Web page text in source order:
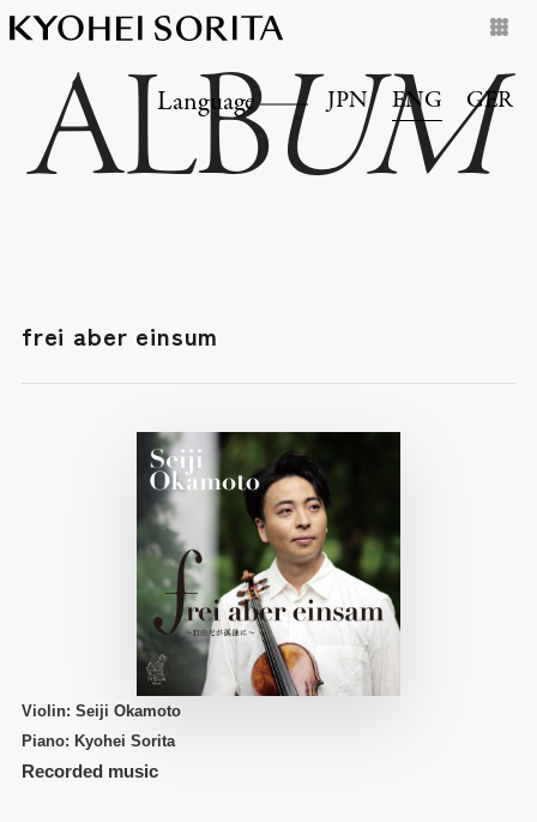
Language JPN ENG GER
ALBUM
frei aber einsum
Violin: Seiji Okamoto
Piano: Kyohei Sorita
Recorded music